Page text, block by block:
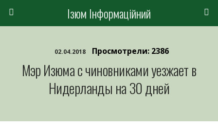
Ізюм Інформаційний
02.04.2018 Просмотрели: 2386
Мэр Изюма с чиновниками уезжает в
Нидерланды на 30 дней